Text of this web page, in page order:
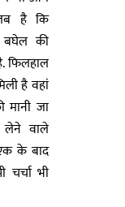
है कि
बघेल की
फिलहाल
है वहां
जा
लेने वाले
के बाद
भी